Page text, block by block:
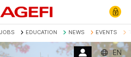
JOBS EDUCATION NEWS EVENTS
EN